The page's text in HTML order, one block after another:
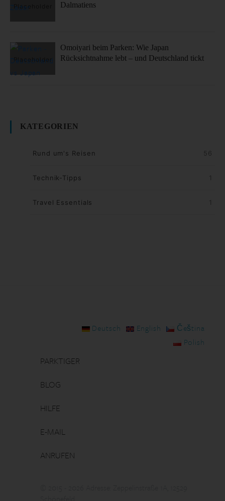
Dalmatiens
Omoiyari beim Parken: Wie Japan
Rücksichtnahme lebt – und Deutschland tickt
KATEGORIEN
Rund um's Reisen 56
Technik-Tipps 1
Travel Essentials 1
Deutsch English
Čeština
Polish
PARKTIGER
BLOG
HILFE
E-MAIL
ANRUFEN